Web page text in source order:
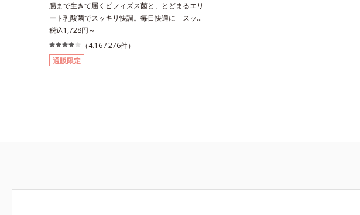
腸まで生きて届くビフィズス菌と、とどまるエリ
ート乳酸菌でスッキリ快調。毎日快適に「スッキ
リ」を実感できるよう、菌の種類にこだわりまし
た。生きて腸まで届くビフィズス菌150億個と悪
玉菌の増殖を抑えるといわれる、ラクトフェリン
30mgをミックス。さらに乳酸菌は「有胞子性乳
税込1,728円～
（4.16 /276件）
通販限定